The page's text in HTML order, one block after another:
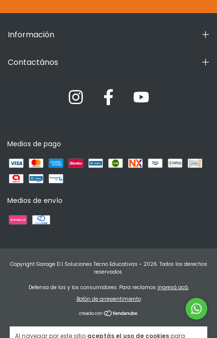
Al navegar por este sitio aceptás el uso de cookiespara
Información
Contactános
Medios de pago
Medios de envío
Copyright Garage D | Soluciones Tecno Educativas - 2026. Todos los derechos
reservados.
Defensa de las y los consumidores. Para reclamos ingresá acá.
Botón de arrepentimiento